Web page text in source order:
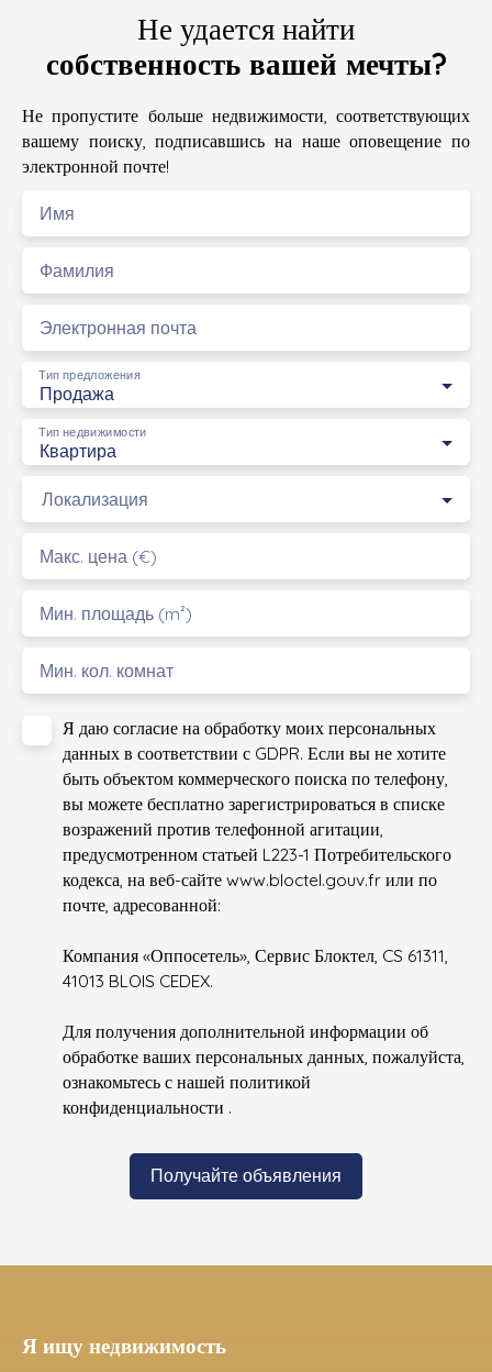
Не удается найти
собственность вашей мечты?
Не пропустите больше недвижимости, соответствующих
вашему поиску, подписавшись на наше оповещение по
электронной почте!
Имя
Фамилия
Электронная почта
Продажа
Тип предложения
Квартира
Тип недвижимости
Локализация
Макс. цена (€)
Мин. площадь (m²)
Мин. кол. комнат
Я даю согласие на обработку моих персональных
данных в соответствии с GDPR. Если вы не хотите
быть объектом коммерческого поиска по телефону,
вы можете бесплатно зарегистрироваться в списке
возражений против телефонной агитации,
предусмотренном статьей L223-1 Потребительского
кодекса, на веб-сайте www.bloctel.gouv.fr или по
почте, адресованной:
Компания «Оппосетель», Сервис Блоктел, CS 61311,
41013 BLOIS CEDEX.
Для получения дополнительной информации об
обработке ваших персональных данных, пожалуйста,
ознакомьтесь с нашей политикой
конфиденциальности .
Получайте объявления
Я ищу недвижимость